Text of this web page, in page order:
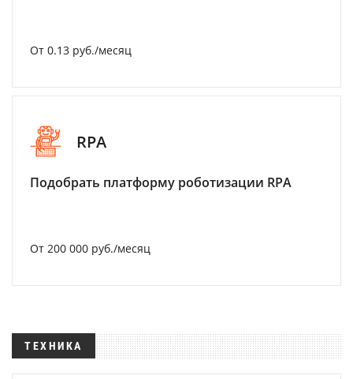
От 0.13 руб./месяц
RPA
Подобрать платформу роботизации RPA
От 200 000 руб./месяц
ТЕХНИКА